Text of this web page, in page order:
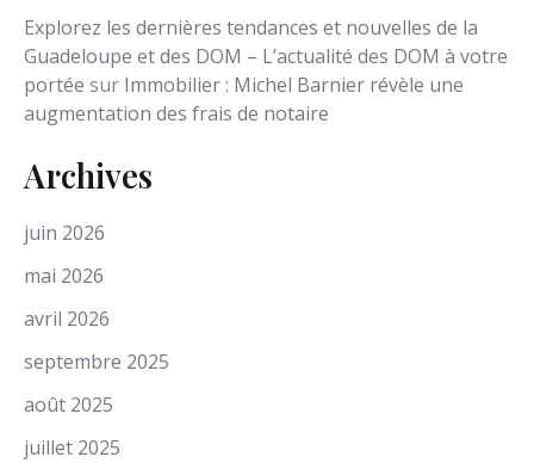
Explorez les dernières tendances et nouvelles de la
Guadeloupe et des DOM – L’actualité des DOM à votre
portée sur Immobilier : Michel Barnier révèle une
augmentation des frais de notaire
Archives
juin 2026
mai 2026
avril 2026
septembre 2025
août 2025
juillet 2025